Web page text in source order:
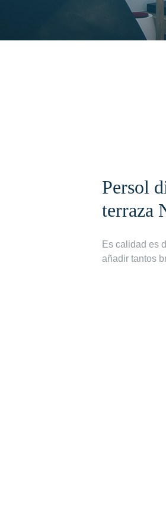
Persol
terraza
Es calidad es
añadir tantos